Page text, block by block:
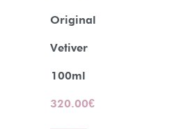
Original
Vetiver
100ml
320.00€